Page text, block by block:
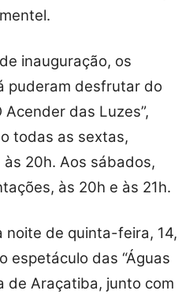
inauguração, os
puderam desfrutar do
das Luzes”,
todas as sextas,
20h. Aos sábados,
às 20h e às 21h.
noite de quinta-feira, 14,
espetáculo das “Águas
de Araçatiba, junto com